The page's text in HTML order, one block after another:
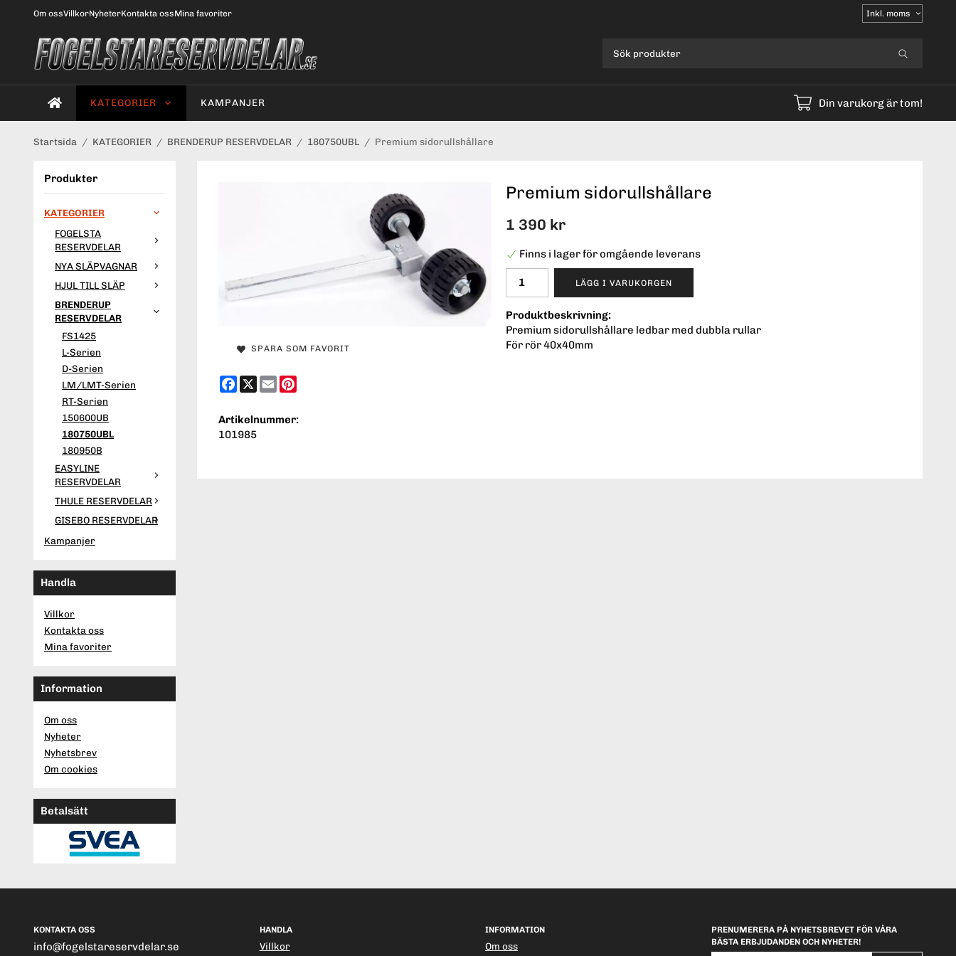
Om ossVillkorNyheterKontakta ossMina favoriter
Välj
moms
KATEGORIER KAMPANJER Din varukorg är tom!
Startsida / KATEGORIER / BRENDERUP RESERVDELAR / 180750UBL / Premium sidorullshållare
Produkter
KATEGORIER
FOGELSTA
RESERVDELAR
NYA SLÄPVAGNAR
HJUL TILL SLÄP
BRENDERUP
RESERVDELAR
FS1425
L-Serien
D-Serien
LM/LMT-Serien
RT-Serien
150600UB
180750UBL
180950B
EASYLINE
RESERVDELAR
THULE RESERVDELAR
GISEBO RESERVDELAR
Kampanjer
Handla
Villkor
Kontakta oss
Mina favoriter
Information
Om oss
Nyheter
Nyhetsbrev
Om cookies
Betalsätt
Premium sidorullshållare
1 390 kr
Finns i lager för omgående leverans
LÄGG I VARUKORGEN
Produktbeskrivning:
Premium sidorullshållare ledbar med dubbla rullar
För rör 40x40mm
SPARA SOM FAVORIT
Facebook
X Email
Artikelnummer:
101985
KONTAKTA OSS
info@fogelstareservdelar.se
HANDLA
Villkor
INFORMATION
Om oss
PRENUMERERA PÅ NYHETSBREVET FÖR VÅRA
BÄSTA ERBJUDANDEN OCH NYHETER!